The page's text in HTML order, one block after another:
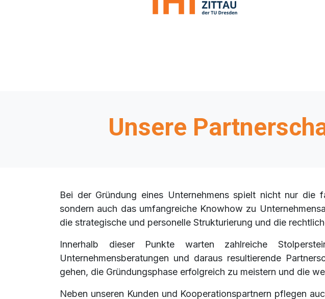
Unsere
Bei der Gründung eines Unternehmens spielt nicht nur die
sondern auch das umfangreiche Knowhow zu
die strategische und personelle Strukturierung und die
Innerhalb dieser Punkte warten zahlreiche
Unternehmensberatungen und daraus resultierende
gehen, die Gründungsphase erfolgreich zu meistern und die
Neben unseren Kunden und Kooperationspartnern pflegen